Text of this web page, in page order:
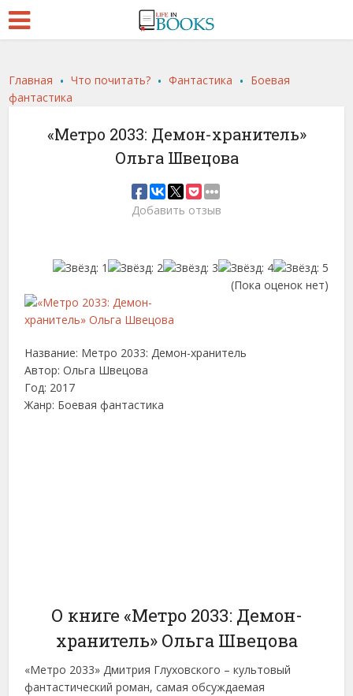
Главная .Что почитать? .Фантастика . Боевая
фантастика
«Метро 2033: Демон-хранитель»
Ольга Швецова
Добавить отзыв
(Пока оценок нет)
Название: Метро 2033: Демон-хранитель
Автор: Ольга Швецова
Год: 2017
Жанр: Боевая фантастика
О книге «Метро 2033: Демон-
хранитель» Ольга Швецова
«Метро 2033» Дмитрия Глуховского – культовый
фантастический роман, самая обсуждаемая